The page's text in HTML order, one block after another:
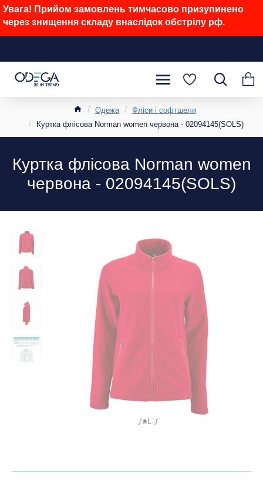
Увага! Прийом замовлень тимчасово призупинено
через знищення складу внаслідок обстрілу рф.
Одежа
Фліси і софтшели
Куртка флісова Norman women червона - 02094145(SOLS)
Куртка флісова Norman women
червона - 02094145(SOLS)